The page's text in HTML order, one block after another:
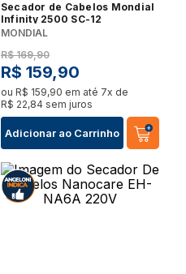
Secador de Cabelos Mondial
Infinity 2500 SC-12
MONDIAL
R$ 169,90
R$ 159,90
ou R$ 159,90 em até 7x de
R$ 22,84 sem juros
Adicionar ao Carrinho